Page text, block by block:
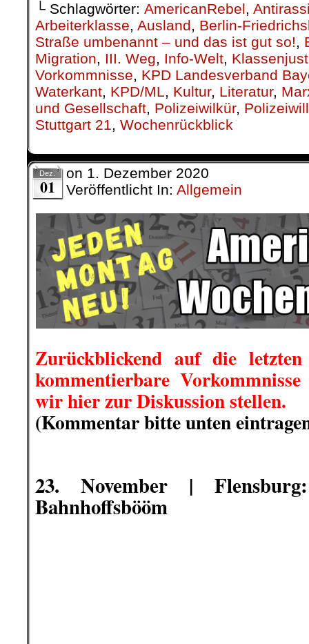
└ Schlagwörter: AmericanRebel,
Arbeiterklasse, Ausland, Berlin-
Straße umbenannt – und das ist gut so!,
Migration, III. Weg, Info-Welt,
Vorkommnisse, KPD Landesverband
Waterkant, KPD/ML, Kultur, Literatur,
und Gesellschaft, Polizeiwilkür,
Stuttgart 21, Wochenrückblick
Dez.
01
on 1. Dezember 2020
Veröffentlicht In: Allgemein
Zurückblickend auf die
kommentierbare
wir hier zur Diskussion stellen.
(Kommentar bitte unten
23. November |
Bahnhoffsbööm